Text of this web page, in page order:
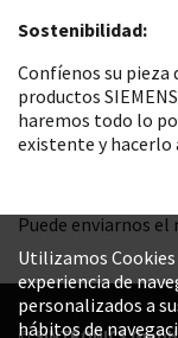
Sostenibilidad:
Confíenos su pieza
productos
haremos todo lo
existente y hacerlo
Puede enviarnos
Utilizamos
experiencia de
personalizados a
hábitos de